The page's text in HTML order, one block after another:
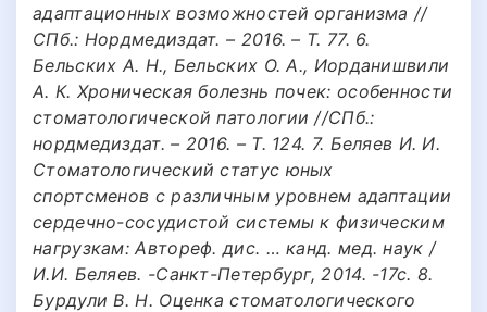
адаптационных возможностей организма //
СПб.: Нордмедиздат. – 2016. – Т. 77. 6.
Бельских А. Н., Бельских О. А., Иорданишвили
А. К. Хроническая болезнь почек: особенности
стоматологической патологии //СПб.:
нордмедиздат. – 2016. – Т. 124. 7. Беляев И. И.
Стоматологический статус юных
спортсменов с различным уровнем адаптации
сердечно-сосудистой системы к физическим
нагрузкам: Автореф. дис. … канд. мед. наук /
И.И. Беляев. -Санкт-Петербург, 2014. -17с. 8.
Бурдули В. Н. Оценка стоматологического